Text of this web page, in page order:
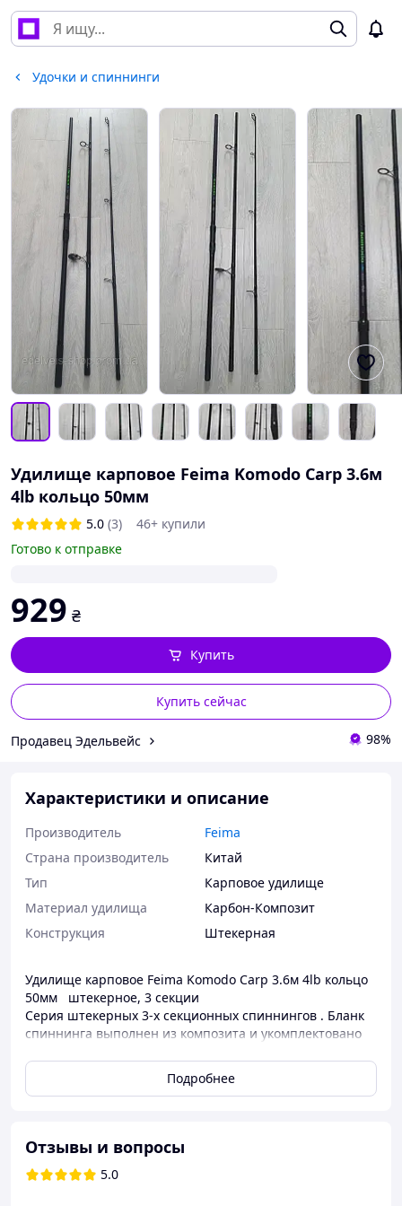
Удочки и спиннинги
Удилище карповое Feima Komodo Carp 3.6м
4lb кольцо 50мм
5.0 (3)
46+ купили
Готово к отправке
929 ₴
Купить сейчас
Купить
Продавец Эдельвейс 98%
Характеристики и описание
Производитель
Feima
Страна производитель
Китай
Тип
Карповое удилище
Материал удилища
Карбон-Композит
Конструкция
Штекерная
Удилище карповое Feima Komodo Carp 3.6м 4lb кольцо
50мм штекерное, 3 секции
Серия штекерных 3-х секционных спиннингов . Бланк
спиннинга выполнен из композита и укомплектовано
первое кольцо заводное имеет диаметр 50 мм. Также,
спиннинг имеет винтовой катушкодержатель с нижней
удлинённая рукоять, то есть имеет большое
расстояние от конца ручки спиннинга до
катушкодержателя. Что способствует большому хвату
Подробнее
Отзывы и вопросы
5.0